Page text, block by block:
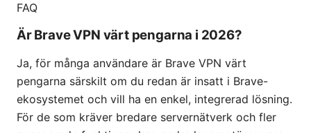
FAQ
Är Brave VPN värt pengarna i 2026?
Ja, för många användare är Brave VPN värt
pengarna särskilt om du redan är insatt i Brave-
ekosystemet och vill ha en enkel, integrerad lösning.
För de som kräver bredare servernätverk och fler